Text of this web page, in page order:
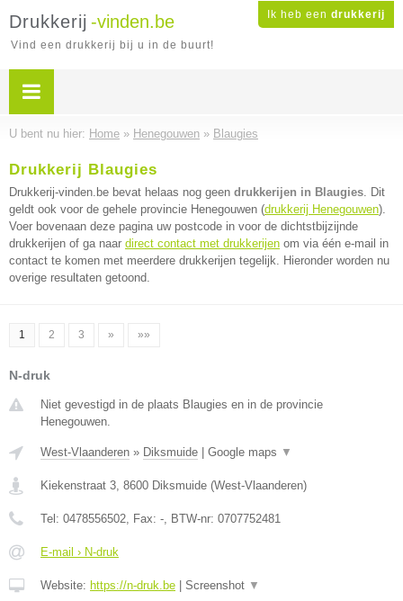
Ik heb een drukkerij
Drukkerij -vinden.be
Vind een drukkerij bij u in de buurt!
U bent nu hier: Home » Henegouwen » Blaugies
Drukkerij Blaugies
Drukkerij-vinden.be bevat helaas nog geen drukkerijen in Blaugies. Dit
geldt ook voor de gehele provincie Henegouwen (drukkerij Henegouwen).
Voer bovenaan deze pagina uw postcode in voor de dichtstbijzijnde
drukkerijen of ga naar direct contact met drukkerijen om via één e-mail in
contact te komen met meerdere drukkerijen tegelijk. Hieronder worden nu
overige resultaten getoond.
1 2 3 » »»
N-druk
Niet gevestigd in de plaats Blaugies en in de provincie
Henegouwen.
West-Vlaanderen » Diksmuide Google maps ▼
Kiekenstraat 3, 8600 Diksmuide (West-Vlaanderen)
Tel: 0478556502, Fax: -, BTW-nr: 0707752481
E-mail › N-druk
Website: https://n-druk.be Screenshot ▼